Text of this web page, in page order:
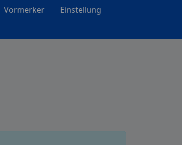
Vormerker
Einstellung